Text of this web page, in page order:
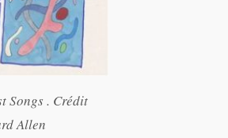
Songs . Crédit
Allen